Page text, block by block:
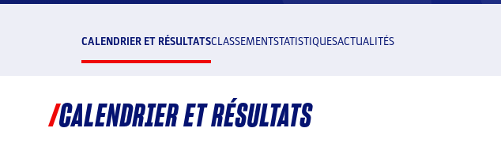
CALENDRIER ET RÉSULTATSCLASSEMENTSTATISTIQUESACTUALITÉS
CALENDRIER ET RÉSULTATS